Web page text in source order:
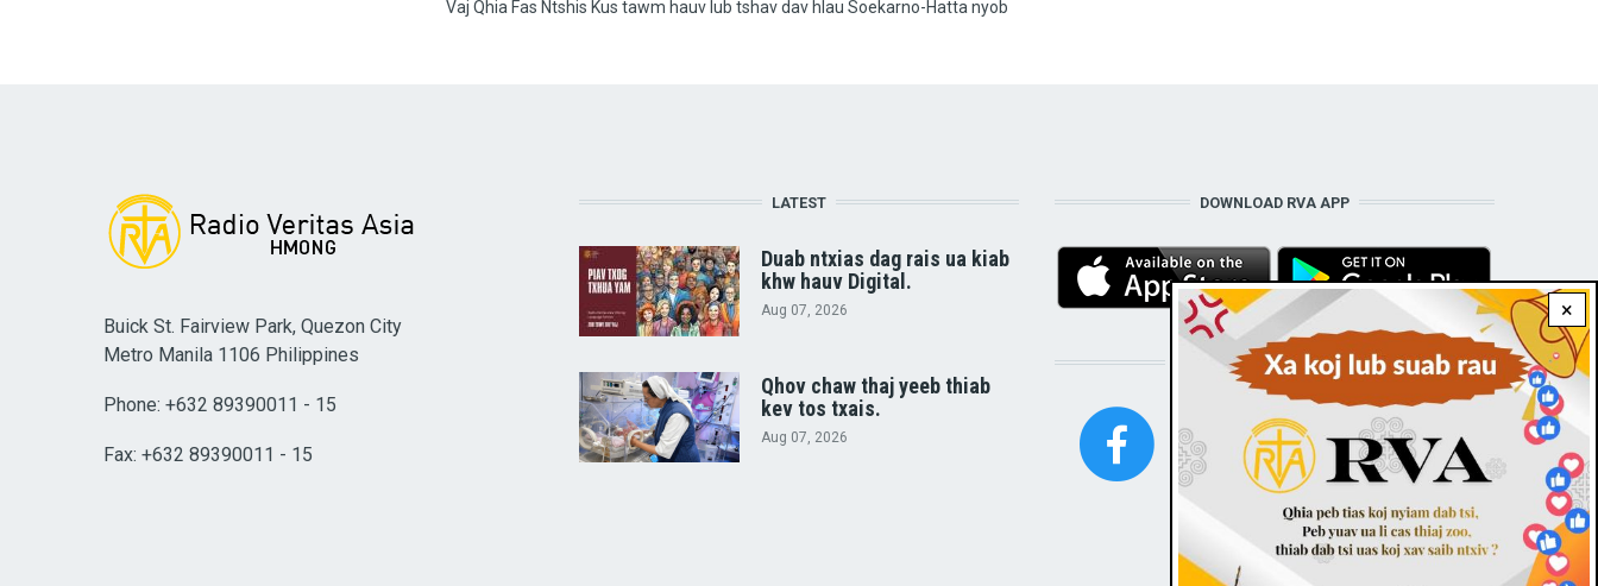
Vaj Qhia Fas Ntshis Kus tawm hauv lub tshav dav hlau Soekarno-Hatta nyob
×
Buick St. Fairview Park, Quezon City
Metro Manila 1106 Philippines
Phone: +632 89390011 - 15
Fax: +632 89390011 - 15
LATEST
Duab ntxias dag rais ua kiab
khw hauv Digital.
Aug 07, 2026
Qhov chaw thaj yeeb thiab
kev tos txais.
Aug 07, 2026
DOWNLOAD RVA APP
STAY CONNECTED WITH US!